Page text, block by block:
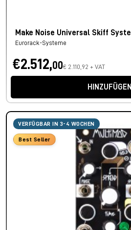
Make Noise Universal Skiff
Eurorack-Systeme
€2.512,00€ 2.110,92 + VAT
HINZUFÜGEN
VERFÜGBAR IN 3-4 WOCHEN
Best Seller